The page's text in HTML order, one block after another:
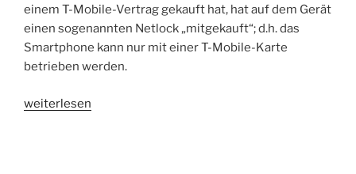
einem T-Mobile-Vertrag gekauft hat, hat auf dem Gerät
einen sogenannten Netlock „mitgekauft“; d.h. das
Smartphone kann nur mit einer T-Mobile-Karte
betrieben werden.
„Tipp:
weiterlesen